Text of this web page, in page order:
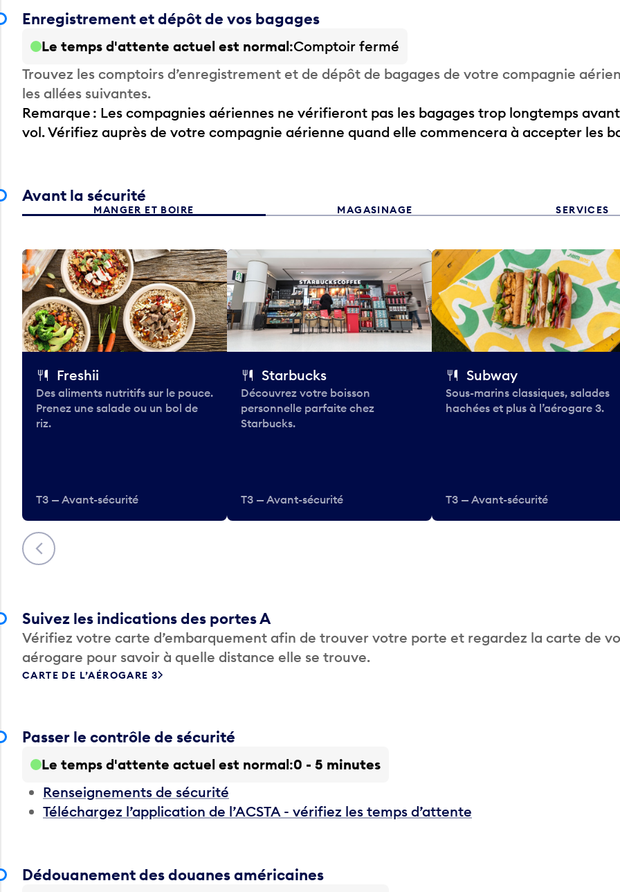
Enregistrement et dépôt de vos bagages
Le temps d'attente actuel est normal Comptoir fermé
Trouvez les comptoirs d’enregistrement et de dépôt de bagages de votre compagnie
les allées suivantes.
Remarque : Les compagnies aériennes ne vérifieront pas les bagages trop longtemps
vol. Vérifiez auprès de votre compagnie aérienne quand elle commencera à accepter les
Avant la sécurité
MANGER ET BOIRE MAGASINAGE SERVICES
Précédent
Freshii
Des aliments nutritifs sur le pouce.
Prenez une salade ou un bol de
riz.
T3 — Avant-sécurité
Starbucks
Découvrez votre boisson
personnelle parfaite chez
Starbucks.
T3 — Avant-sécurité
Subway
Sous-marins classiques, salades
hachées et plus à l’aérogare 3.
T3 — Avant-sécurité
Suivez les indications des portes A
Vérifiez votre carte d’embarquement afin de trouver votre porte et regardez la carte de
aérogare pour savoir à quelle distance elle se trouve.
CARTE DE L’AÉROGARE 3
Passer le contrôle de sécurité
Le temps d'attente actuel est normal 0 - 5 minutes
Renseignements de sécurité
Téléchargez l’application de l’ACSTA - vérifiez les temps d’attente
Dédouanement des douanes américaines